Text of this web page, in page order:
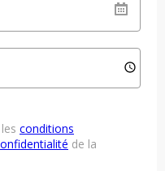
conditions
de la